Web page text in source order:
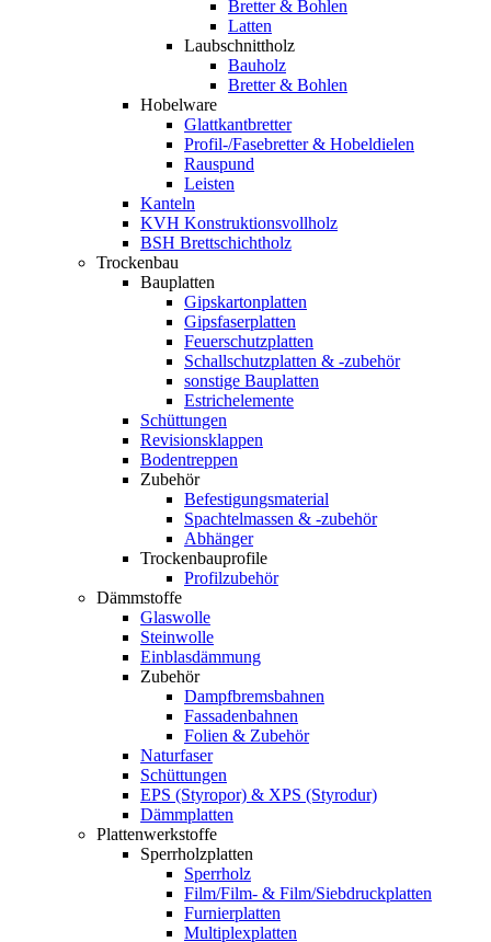
Bretter & Bohlen
Latten
Laubschnittholz
Bauholz
Bretter & Bohlen
Hobelware
Glattkantbretter
Profil-/Fasebretter & Hobeldielen
Rauspund
Leisten
Kanteln
KVH Konstruktionsvollholz
BSH Brettschichtholz
Trockenbau
Bauplatten
Gipskartonplatten
Gipsfaserplatten
Feuerschutzplatten
Schallschutzplatten & -zubehör
sonstige Bauplatten
Estrichelemente
Schüttungen
Revisionsklappen
Bodentreppen
Zubehör
Befestigungsmaterial
Spachtelmassen & -zubehör
Abhänger
Trockenbauprofile
Profilzubehör
Dämmstoffe
Glaswolle
Steinwolle
Einblasdämmung
Zubehör
Dampfbremsbahnen
Fassadenbahnen
Folien & Zubehör
Naturfaser
Schüttungen
EPS (Styropor) & XPS (Styrodur)
Dämmplatten
Plattenwerkstoffe
Sperrholzplatten
Sperrholz
Film/Film- & Film/Siebdruckplatten
Furnierplatten
Multiplexplatten